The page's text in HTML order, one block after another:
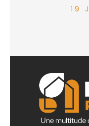
19
Une multitude